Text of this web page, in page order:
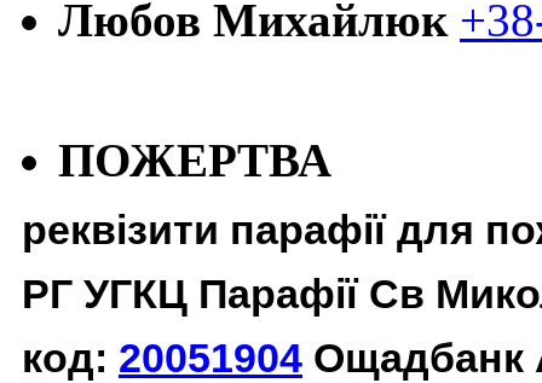
Любов Михайлюк
ПОЖЕРТВА
реквізити парафії для
РГ УГКЦ Парафії Св
код: 20051904 Ощадбанк